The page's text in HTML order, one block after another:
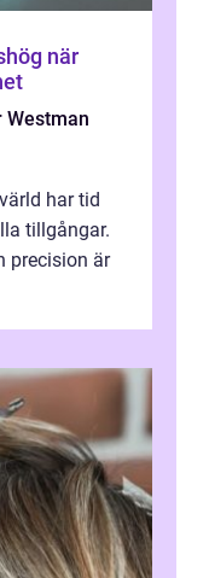
när
Westman
har tid
tillgångar.
precision är